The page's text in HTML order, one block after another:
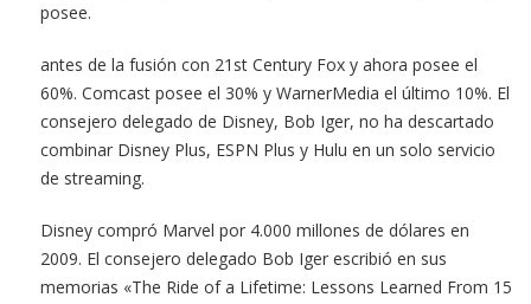
posee.
antes de la fusión con 21st Century Fox y ahora posee el
60%. Comcast posee el 30% y WarnerMedia el último 10%. El
consejero delegado de Disney, Bob Iger, no ha descartado
combinar Disney Plus, ESPN Plus y Hulu en un solo servicio
de streaming.
Disney compró Marvel por 4.000 millones de dólares en
2009. El consejero delegado Bob Iger escribió en sus
memorias «The Ride of a Lifetime: Lessons Learned From 15